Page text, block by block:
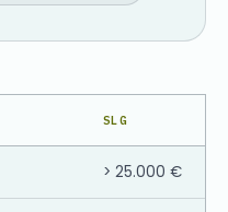
SLG
> 25.000 €